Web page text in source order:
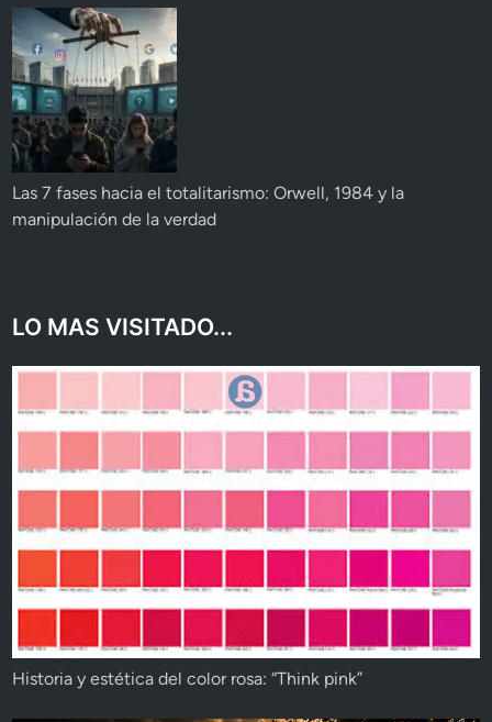
Las 7 fases hacia el totalitarismo: Orwell, 1984 y la
manipulación de la verdad
LO MAS VISITADO...
Historia y estética del color rosa: “Think pink”